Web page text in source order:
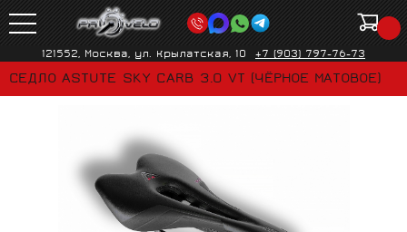
121552, Москва, ул. Крылатская, 10 +7 (903) 797-76-73
СЕДЛО ASTUTE SKY CARB 3.0 VT (ЧЁРНОЕ МАТОВОЕ)